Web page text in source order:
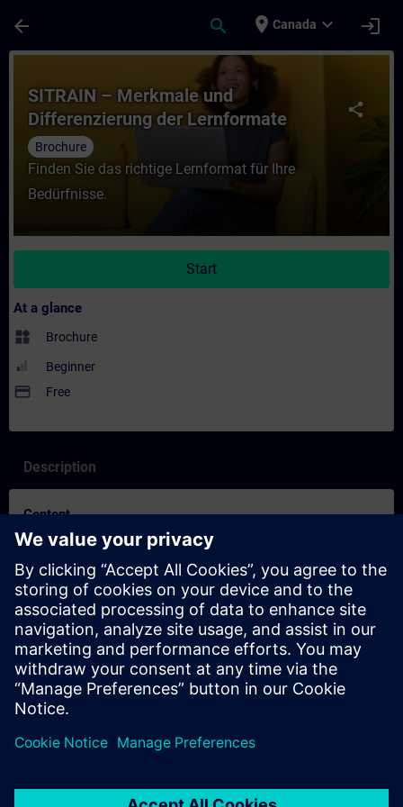
arrow_back search place Canada expand_more login
Course - SITRAIN – Merkmale und
share
SITRAIN – Merkmale und
Differenzierung der Lernformate
Brochure
Finden Sie das richtige Lernformat für Ihre
Bedürfnisse.
Start
At a glance
widgets Brochure
Beginner
payment Free
Description
Content
SITRAIN – Merkmale und Differenzierung der Lernformate